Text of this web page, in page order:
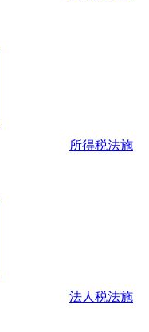
所得税法施
法人税法施